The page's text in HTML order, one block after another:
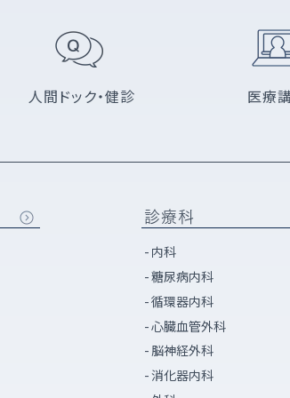
人間ドック・健診 医療
診療科
内科
糖尿病内科
循環器内科
心臓血管外科
脳神経外科
消化器内科